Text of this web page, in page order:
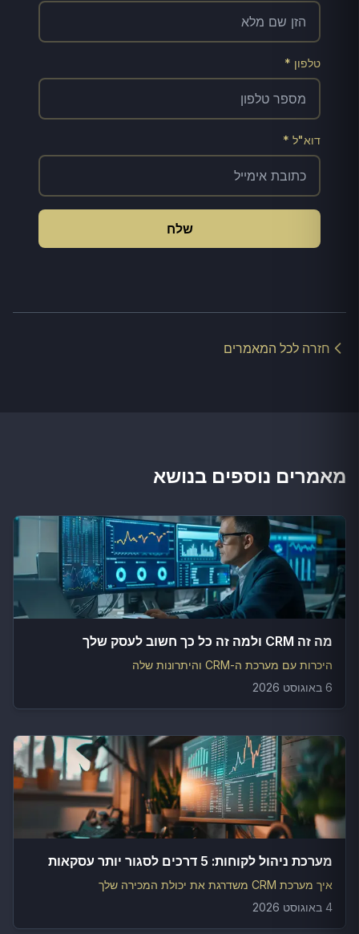
טלפון *
דוא"ל *
שלח
חזרה לכל המאמרים
מאמרים נוספים בנושא
מה זה CRM ולמה זה כל כך חשוב לעסק שלך
היכרות עם מערכת ה-CRM והיתרונות שלה
6 באוגוסט 2026
מערכת ניהול לקוחות: 5 דרכים לסגור יותר עסקאות
איך מערכת CRM משדרגת את יכולת המכירה שלך
4 באוגוסט 2026